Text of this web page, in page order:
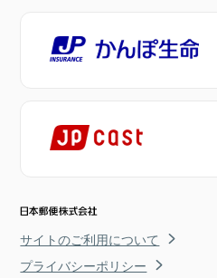
サイトのご利用について
プライバシーポリシー